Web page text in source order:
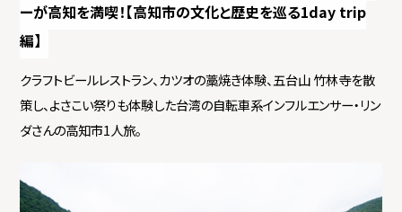
ーが高知を満喫！【高知市の文化と歴史を巡る1day trip
編】
クラフトビールレストラン、カツオの藁焼き体験、五台山 竹林寺を散
策し、よさこい祭りも体験した台湾の自転車系インフルエンサー・リン
ダさんの高知市1人旅。